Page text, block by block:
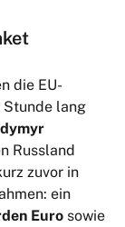
die EU-
Stunde lang
Russland
zuvor in
ein
Euro sowie